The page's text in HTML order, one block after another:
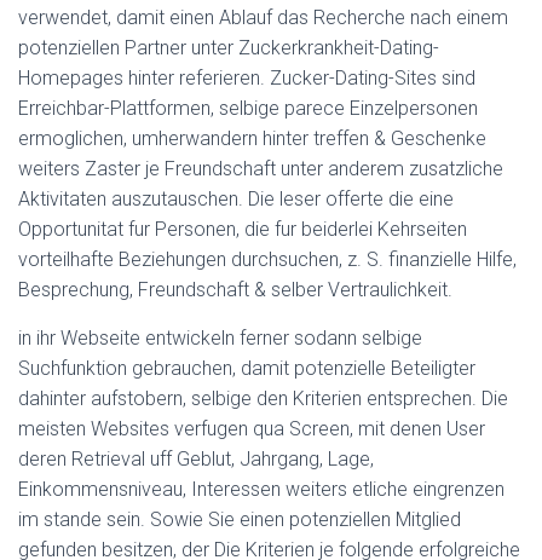
verwendet, damit einen Ablauf das Recherche nach einem
potenziellen Partner unter Zuckerkrankheit-Dating-
Homepages hinter referieren. Zucker-Dating-Sites sind
Erreichbar-Plattformen, selbige parece Einzelpersonen
ermoglichen, umherwandern hinter treffen & Geschenke
weiters Zaster je Freundschaft unter anderem zusatzliche
Aktivitaten auszutauschen. Die leser offerte die eine
Opportunitat fur Personen, die fur beiderlei Kehrseiten
vorteilhafte Beziehungen durchsuchen, z. S. finanzielle Hilfe,
Besprechung, Freundschaft & selber Vertraulichkeit.
in ihr Webseite entwickeln ferner sodann selbige
Suchfunktion gebrauchen, damit potenzielle Beteiligter
dahinter aufstobern, selbige den Kriterien entsprechen. Die
meisten Websites verfugen qua Screen, mit denen User
deren Retrieval uff Geblut, Jahrgang, Lage,
Einkommensniveau, Interessen weiters etliche eingrenzen
im stande sein. Sowie Sie einen potenziellen Mitglied
gefunden besitzen, der Die Kriterien je folgende erfolgreiche